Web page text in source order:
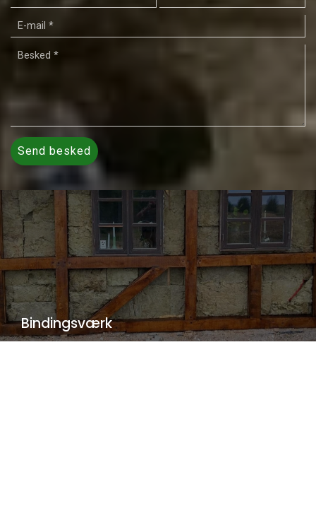
Drone